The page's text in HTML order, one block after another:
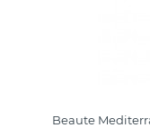
Beaute